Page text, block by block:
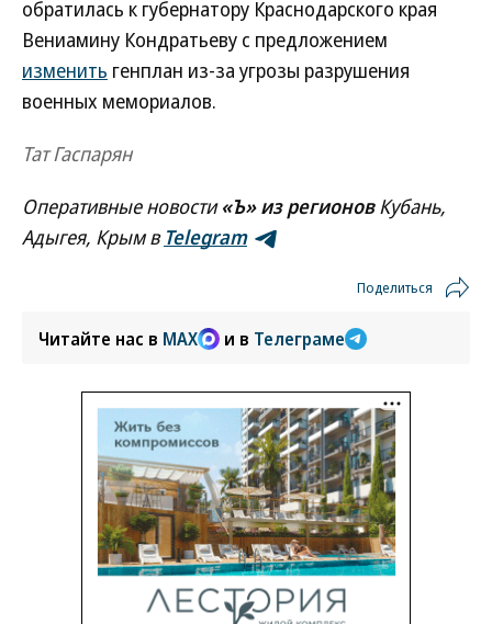
обратилась к губернатору Краснодарского края
Вениамину Кондратьеву с предложением
изменить генплан из-за угрозы разрушения
военных мемориалов.
Тат Гаспарян
Оперативные новости«Ъ» из регионовКубань,
Адыгея, Крым в Telegram
Поделиться
Читайте нас в MAX и в Телеграме